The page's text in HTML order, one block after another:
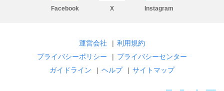
Facebook X Instagram
運営会社 | 利用規約
プライバシーポリシー
| プライバシーセンター
ガイドライン
| ヘルプ | サイトマップ